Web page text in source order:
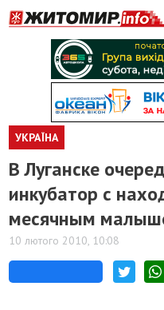
УКРАЇНА
В Луганске
инкубатор с
месячным
10 лютого 2010, 10:08